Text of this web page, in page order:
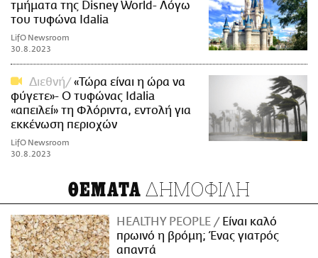
τμήματα της Disney World- Λόγω
του τυφώνα Idalia
LifO Newsroom
30.8.2023
Διεθνή
«Τώρα είναι η ώρα να
φύγετε»- Ο τυφώνας Idalia
«απειλεί» τη Φλόριντα, εντολή για
εκκένωση περιοχών
LifO Newsroom
30.8.2023
ΘΕΜΑΤΑ ΔΗΜΟΦΙΛΗ
HEALTHY PEOPLE
Είναι καλό
πρωινό η βρόμη; Ένας γιατρός
απαντά